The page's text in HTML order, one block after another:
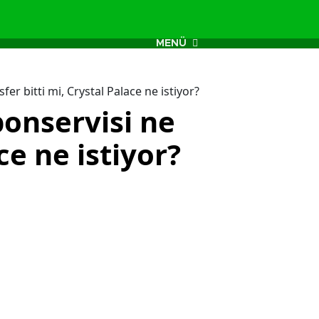
MENÜ
bitti mi, Crystal Palace ne istiyor?
ne
ne istiyor?